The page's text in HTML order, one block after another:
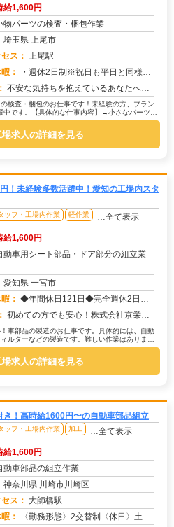
給1,600円
物パーツの検査・梱包作業
埼玉県 上尾市
ス： 上尾駅
：
・週休2日制※祝日も平日と同様出勤日
不安な気持ちを抱えているあなたへ。株式会社京栄センターでは、未経験の方でも安心してスタートできる環境を整えています...
検査・梱包のお仕事です！未経験の方、ブラン
です。【具体的な仕事内容】→小さなパーツを
場求人の詳細を見る
！未経験多数活躍中！愛知の工場内スタ
ッフ・工場内作業 軽作業 …全て表示
給1,600円
動車用シート部品・ドア部分の組立業
愛知県 一宮市
： ◆年間休日121日◆完全週休2日制（土曜日、日曜日）◆GW◆夏季◆年末年始休暇 ◆年次有給休暇
初めての方でも安心！株式会社京栄センターで新しい一歩を踏み出しませんか？→ 未経験者多数活躍中！経験やスキルは問い...
車部品の製造のお仕事です。具体的には、自動
ルターなどの製造です。難しい作業はありませ
場求人の詳細を見る
き！高時給1600円〜の自動車部品組立
ッフ・工場内作業 加工 …全て表示
給1,600円
動車部品の組立作業
神奈川県 川崎市川崎区
ス： 大師橋駅
：
〈勤務形態〉2交替制〈休日〉土日(週休２日制)★ＧＷ★夏季休暇★冬季休暇★年末年始